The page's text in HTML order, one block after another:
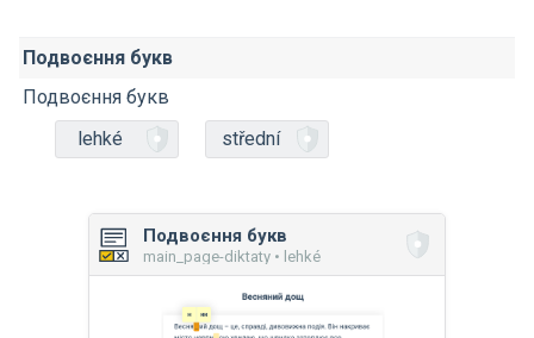
Подвоєння букв
Подвоєння букв
lehké
střední
Подвоєння букв
main_page-diktaty • lehké